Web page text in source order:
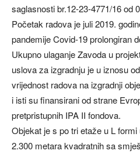
saglasnosti br.12-23-4771/16 od
Početak radova je juli 2019.
pandemije Covid-19 prolongiran
Ukupno ulaganje Zavoda u
uslova za izgradnju je u iznosu
vrijednost radova na izgradnji
i isti su finansirani od strane
pretpristupnih IPA II fondova.
Objekat je s po tri etaže u L
2.300 metara kvadratnih sa